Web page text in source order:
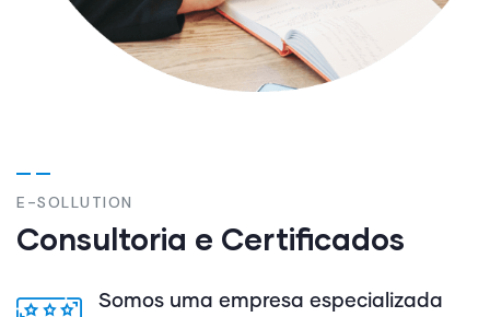
E-SOLLUTION
Consultoria e Certificados
Somos uma empresa especializada